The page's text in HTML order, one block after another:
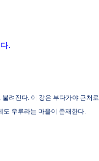
.
불려진다. 이 강은 부다가야 근처로
도 우루라는 마을이 존재한다.